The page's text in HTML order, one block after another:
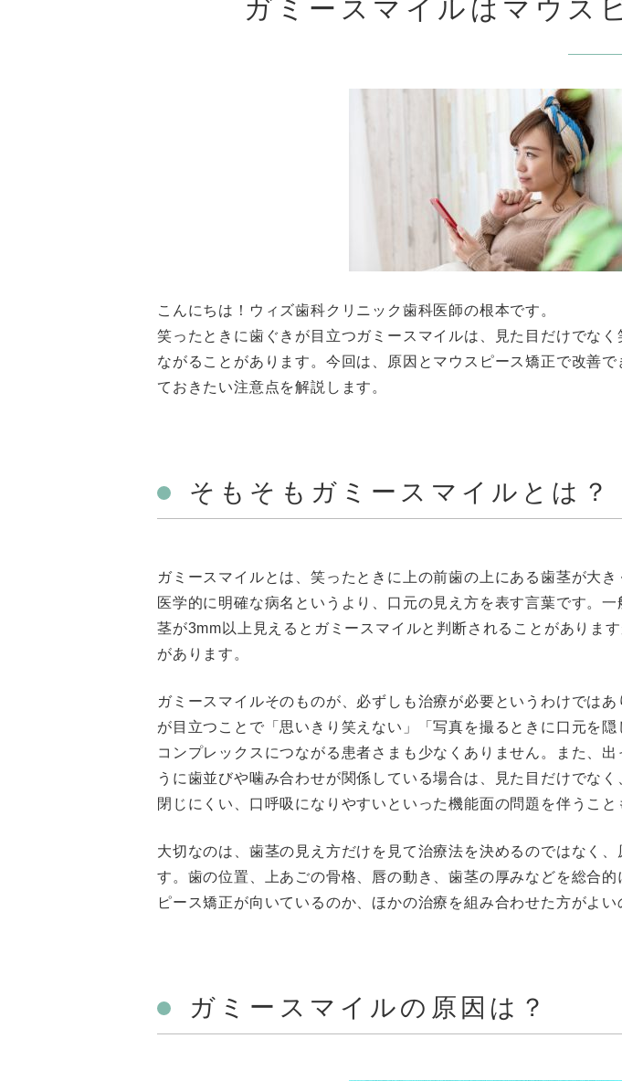
ガミースマイルはマウス
こんにちは！ウィズ歯科クリニック歯科医師の根本です。
笑ったときに歯ぐきが目立つガミースマイルは、見た目だけでな
ながることがあります。今回は、原因とマウスピース矯正で改善
ておきたい注意点を解説します。
そもそもガミースマイルとは？
ガミースマイルとは、笑ったときに上の前歯の上にある歯茎が大き
医学的に明確な病名というより、口元の見え方を表す言葉です。
茎が3mm以上見えるとガミースマイルと判断されることがありま
があります。
ガミースマイルそのものが、必ずしも治療が必要というわけでは
が目立つことで「思いきり笑えない」「写真を撮るときに口元を
コンプレックスにつながる患者さまも少なくありません。また、
うに歯並びや噛み合わせが関係している場合は、見た目だけでな
閉じにくい、口呼吸になりやすいといった機能面の問題を伴うこと
大切なのは、歯茎の見え方だけを見て治療法を決めるのではなく
す。歯の位置、上あごの骨格、唇の動き、歯茎の厚みなどを総合
ピース矯正が向いているのか、ほかの治療を組み合わせた方がよい
ガミースマイルの原因は？